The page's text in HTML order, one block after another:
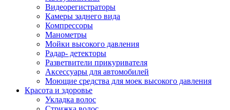
Видеорегистраторы
Камеры заднего вида
Компрессоры
Манометры
Мойки высокого давления
Радар- детекторы
Разветвители прикуривателя
Аксессуары для автомобилей
Моющие средства для моек высокого давления
Красота и здоровье
Укладка волос